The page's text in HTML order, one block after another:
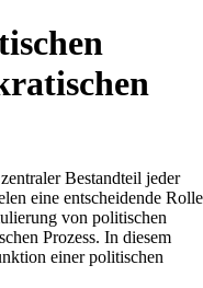
Bestandteil jeder
eine entscheidende Rolle
von politischen
Prozess. In diesem
einer politischen